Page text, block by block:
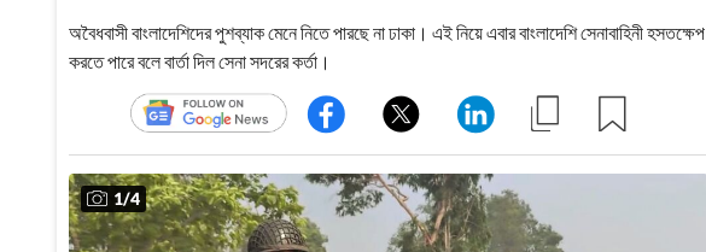
অবৈধবাসী বাংলাদেশিদের পুশব্যাক মেনে নিতে পারছে না ঢাকা। এই নিয়ে এবার বাংলাদেশি সেনাবাহিনী হসতক্ষেপ
করতে পারে বলে বার্তা দিল সেনা সদরের কর্তা।
1/4